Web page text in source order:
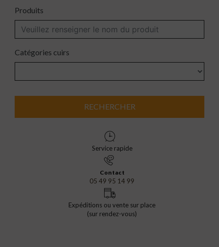
Produits
Catégories cuirs
RECHERCHER
Service rapide
Contact
05 49 95 14 99
Expéditions ou vente sur place
(sur rendez-vous)